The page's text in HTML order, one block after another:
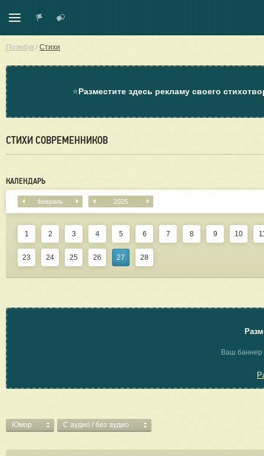
Поэмбук / Стихи
⭐Разместите здесь рекламу своего
СТИХИ СОВРЕМЕННИКОВ
КАЛЕНДАРЬ
Февраль 2025
1 2 3 4 5 6 7 8 9 10
23 24 25 26 27 28
Ваш баннер
Юмор C аудио / без аудио